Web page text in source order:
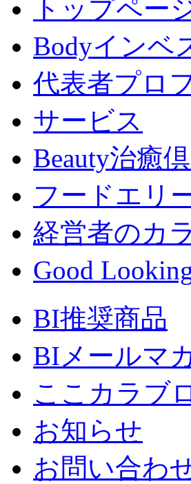
トップペー
Bodyインベ
代表者プロ
サービス
Beauty治癒
フードエリ
経営者のカ
Good
BI推奨商品
BIメールマ
ここカラブ
お知らせ
お問い合わ